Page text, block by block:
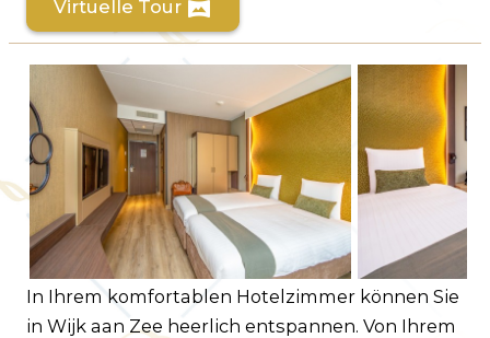
Kundenservice
Häufig gestellte Fragen
Kontakt
Route
Virtuelle Tour vrpano
In Ihrem komfortablen Hotelzimmer können Sie
in Wijk aan Zee heerlich entspannen. Von Ihrem